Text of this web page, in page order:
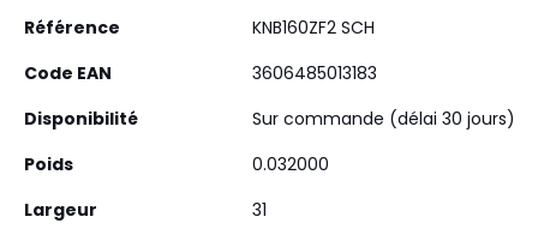
the
images
Plus
Référence
KNB160ZF2 SCH
Code EAN
3606485013183
Disponibilité
Sur commande (délai 30 jours)
Poids
0.032000
Largeur
31